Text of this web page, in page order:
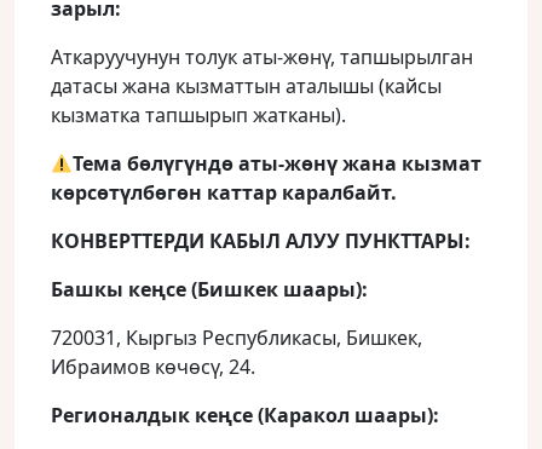
зарыл:
Аткаруучунун толук аты-жөнү, тапшырылган
датасы жана кызматтын аталышы (кайсы
кызматка тапшырып жатканы).
Тема бөлүгүндө аты-жөнү жана кызмат
көрсөтүлбөгөн каттар каралбайт.
КОНВЕРТТЕРДИ КАБЫЛ АЛУУ ПУНКТТАРЫ:
Башкы кеңсе (Бишкек шаары):
720031, Кыргыз Республикасы, Бишкек,
Ибраимов көчөсү, 24.
Регионалдык кеңсе (Каракол шаары):